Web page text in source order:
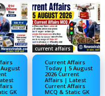
GK
current affairs
Current Affairs
Today | 5 August
2026 Current
Affairs | Latest
Current Affairs
MCQ & Static GK